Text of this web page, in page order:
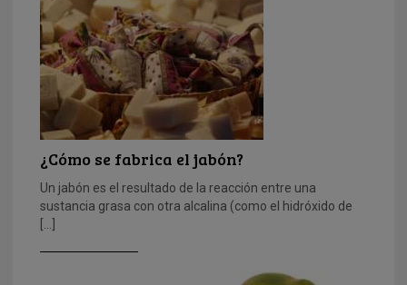
¿Cómo se fabrica el jabón?
Un jabón es el resultado de la reacción entre una
sustancia grasa con otra alcalina (como el hidróxido de
[…]